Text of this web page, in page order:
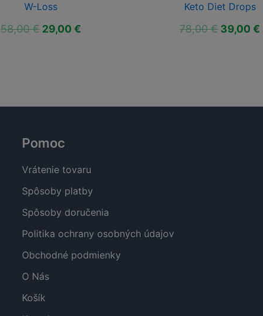
W-Loss
58,00€ Pôvodná
29,00 €Aktuálna
Keto Diet Drops
78,00€ Pôvodná
39,00€
Pomoc
Vrátenie tovaru
Spôsoby platby
Spôsoby doručenia
Politika ochrany osobných údajov
Obchodné podmienky
O Nás
Košík